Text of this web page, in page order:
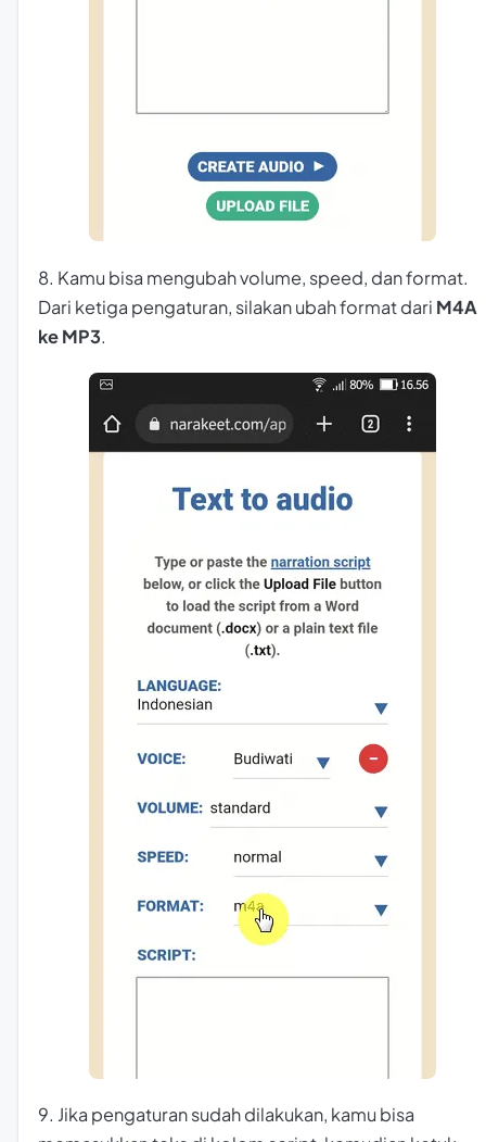
8. Kamu bisa mengubah volume, speed, dan format.
Dari ketiga pengaturan, silakan ubah format dari M4A
ke MP3.
9. Jika pengaturan sudah dilakukan, kamu bisa